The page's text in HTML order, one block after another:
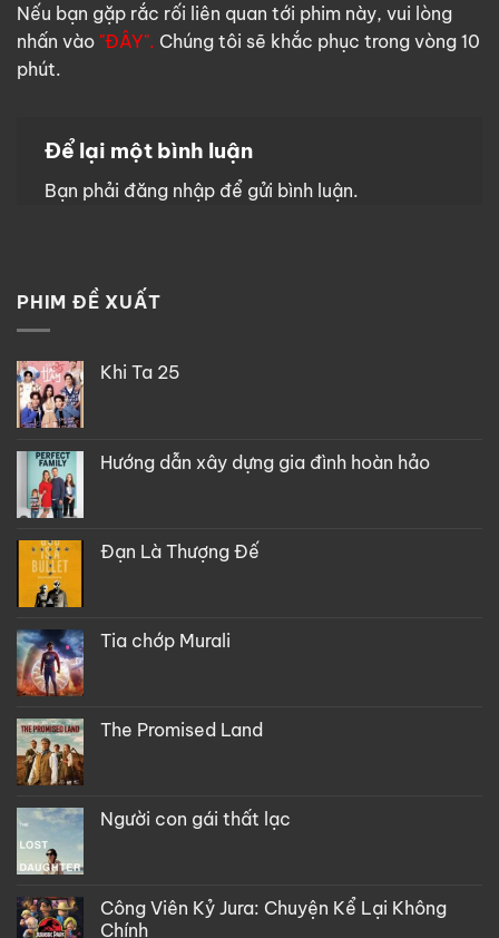
Nếu bạn gặp rắc rối liên quan tới phim này, vui lòng
nhấn vào "ĐÂY". Chúng tôi sẽ khắc phục trong vòng 10
phút.
Để lại một bình luận
Bạn phải đăng nhập để gửi bình luận.
PHIM ĐỀ XUẤT
Khi Ta 25
Hướng dẫn xây dựng gia đình hoàn hảo
Đạn Là Thượng Đế
Tia chớp Murali
The Promised Land
Người con gái thất lạc
Công Viên Kỷ Jura: Chuyện Kể Lại Không
Chính